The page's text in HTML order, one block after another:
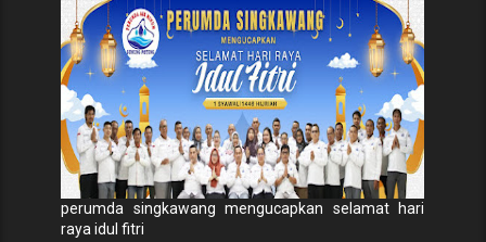
perumda singkawang mengucapkan selamat hari
raya idul fitri